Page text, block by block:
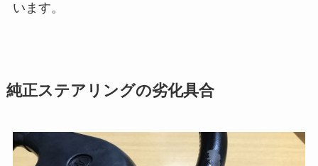
います。
純正ステアリングの劣化具合